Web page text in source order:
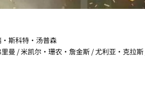
·斯科特·汤普森
曼 / 米凯尔·珊农·詹金斯 / 尤利亚·克拉